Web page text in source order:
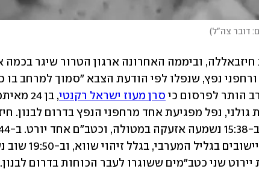
דובר צה"ל)
הותר לפרסום כי סרן מעוז ישראל רקנטי
שני כטב"מים ששוגרו לעבר הכוחות בדרום לבנון.